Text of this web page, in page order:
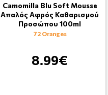
Camomilla Blu Soft Mousse
Απαλός Αφρός Καθαρισμού
Προσώπου 100ml
72 Oranges
8.99€